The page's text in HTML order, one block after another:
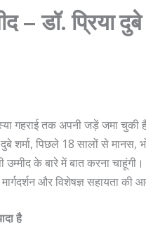
– डॉ. प्रिया दुबे
तक अपनी जड़ें जमा चुकी
शर्मा, पिछले 18 सालों से
के बारे में बात करना
और विशेषज्ञ सहायता की
है